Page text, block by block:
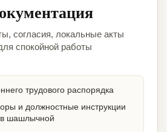
согласия, локальные акты
спокойной работы
трудового распорядка
и должностные инструкции
шашлычной